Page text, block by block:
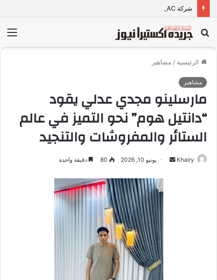
بحث
عن
الرئيسية / مشاهير
مشاهير
مارسلينو مجدي عدلي يقود
“دانتيل هوم” نحو التميز في عالم
الستائر والمفروشات والتنجيد
Khairy يونيو 10, 2026 80 دقيقة واحدة